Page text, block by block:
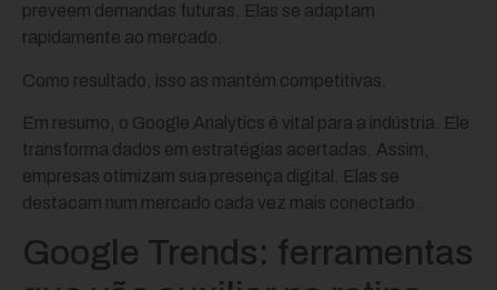
preveem demandas futuras. Elas se adaptam
rapidamente ao mercado.
Como resultado, isso as mantém competitivas.
Em resumo, o Google Analytics é vital para a indústria. Ele
transforma dados em estratégias acertadas. Assim,
empresas otimizam sua presença digital. Elas se
destacam num mercado cada vez mais conectado.
Google Trends: ferramentas